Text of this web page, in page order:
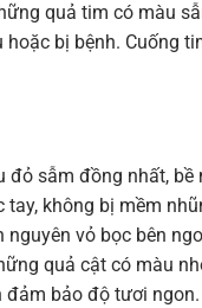
quả tim có màu
bị bệnh. Cuống
sẫm đồng nhất,
không bị mềm
vỏ bọc bên
quả cật có màu
đảm bảo độ tươi ngon.